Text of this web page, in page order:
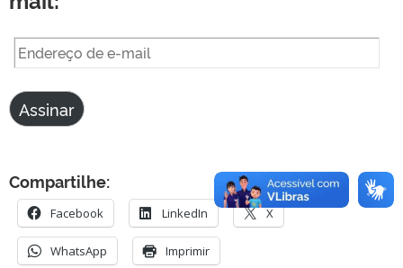
Endereço
de
e-
mail
Assinar
Compartilhe:
Facebook LinkedIn X
WhatsApp Imprimir